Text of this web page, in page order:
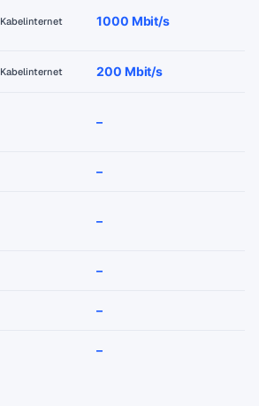
Kabelinternet 1000 Mbit/s
Kabelinternet 200 Mbit/s
–
–
–
–
–
–